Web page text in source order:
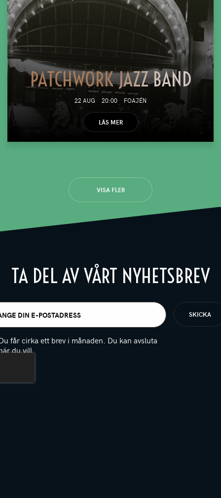
PATCHWORK JAZZ BAND
22 AUG 20:00 FOAJÉN
LÄS MER
VISA FLER
TA DEL AV VÅRT NYHETSBREV
får cirka ett brev i månaden. Du kan avsluta
du vill.